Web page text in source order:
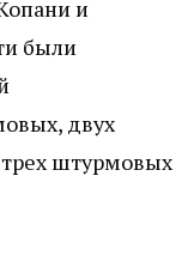
и
были
двух
штурмовых